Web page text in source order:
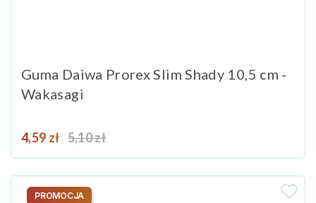
Guma Daiwa Prorex Slim Shady 10,5 cm -
Wakasagi
Cena
4,59 zł Cena podstawowa
5,10 zł
PROMOCJA